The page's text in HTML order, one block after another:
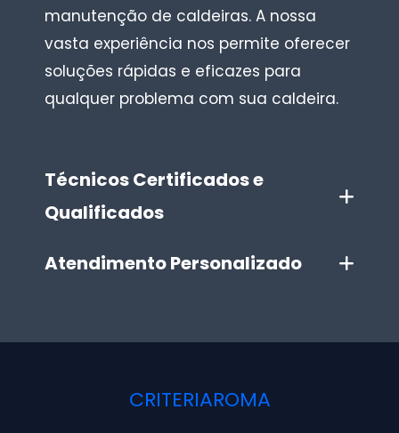
manutenção de caldeiras. A nossa
vasta experiência nos permite oferecer
soluções rápidas e eficazes para
qualquer problema com sua caldeira.
Técnicos Certificados e
Qualificados
Atendimento Personalizado
CRITERIAROMA